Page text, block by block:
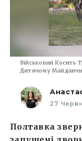
Військовий Косить
Дитячому
27
Полтавка